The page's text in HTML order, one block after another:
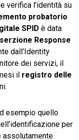
verifica l’identità su
probatorio
SPID è data
Response
dall’Identity
dei servizi, il
il registro delle
esempio quello
per
assolutamente